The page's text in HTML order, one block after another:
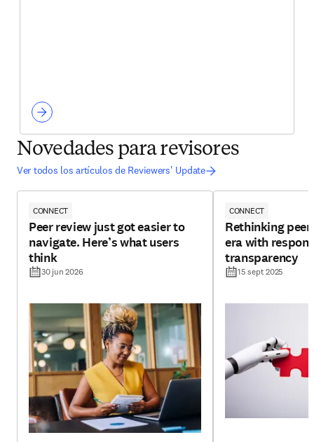
Novedades para revisores
Ver todos los artículos de Reviewers' Update
CONNECT
Peer review just got easier to
navigate. Here’s what users
think
30 jun 2026
CONNECT
Rethinking
era with
transparency
15 sept 2025